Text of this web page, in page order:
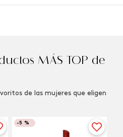
MÁS TOP de
de las mujeres que eligen
-5 %